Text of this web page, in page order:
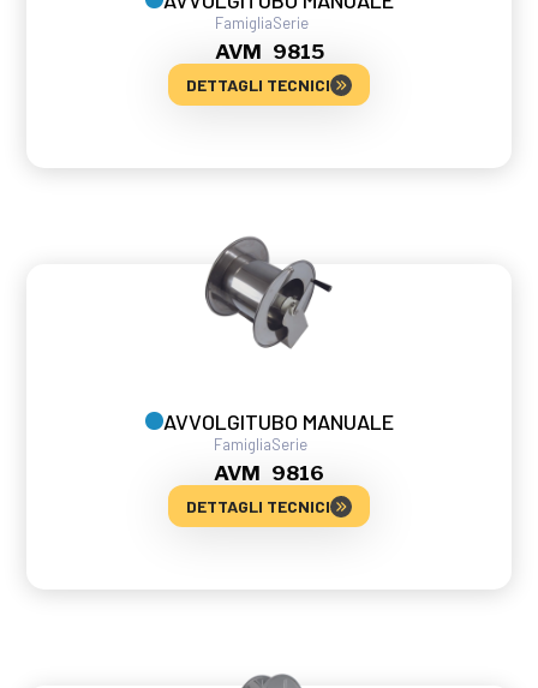
Famiglia
AVM
Serie
9815
DETTAGLI TECNICI
AVVOLGITUBO MANUALE
Famiglia
AVM
Serie
9816
DETTAGLI TECNICI